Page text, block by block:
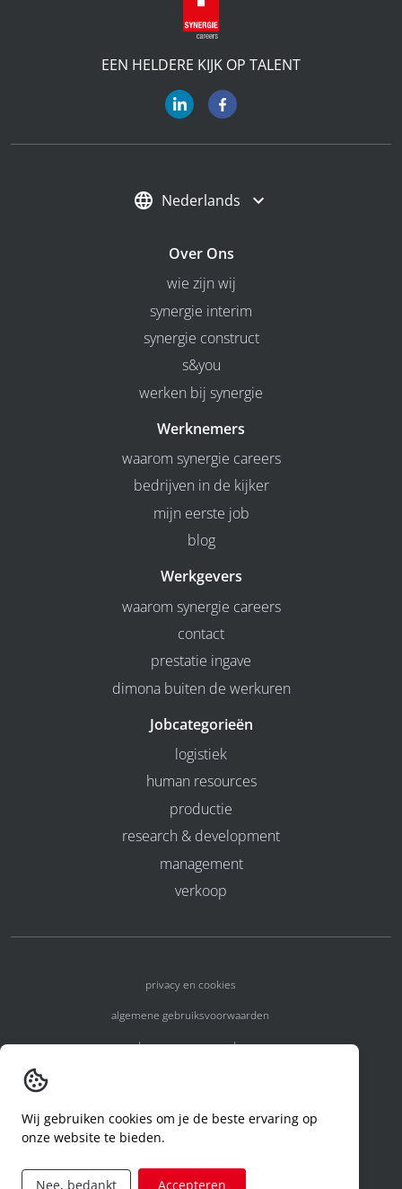
EEN HELDERE KIJK OP TALENT
Nederlands
Over Ons
wie zijn wij
synergie interim
synergie construct
s&you
werken bij synergie
Werknemers
waarom synergie careers
bedrijven in de kijker
mijn eerste job
blog
Werkgevers
waarom synergie careers
contact
prestatie ingave
dimona buiten de werkuren
Jobcategorieën
logistiek
human resources
productie
research & development
management
verkoop
privacy en cookies
algemene gebruiksvoorwaarden
algemene voorwaarden
code of conduct
aanvraag rechten ivm privacy
Wij gebruiken cookies om je de beste ervaring op
onze website te bieden.
Nee, bedankt Accepteren